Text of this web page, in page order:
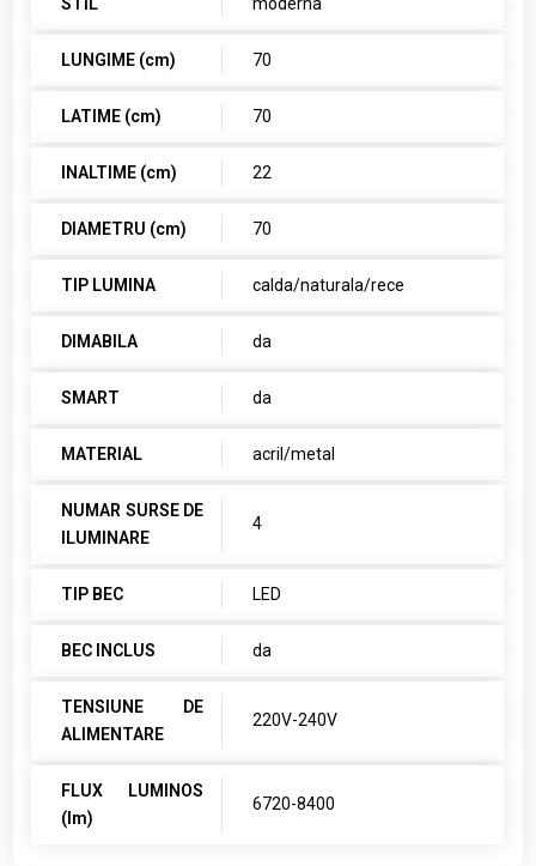
LUNGIME (cm) 70
LATIME (cm) 70
INALTIME (cm) 22
DIAMETRU (cm) 70
TIP LUMINA calda/naturala/rece
DIMABILA da
SMART da
MATERIAL acril/metal
NUMAR SURSE DE
ILUMINARE
4
TIP BEC LED
BEC INCLUS da
TENSIUNE DE
ALIMENTARE
220V-240V
FLUX LUMINOS
(lm)
6720-8400